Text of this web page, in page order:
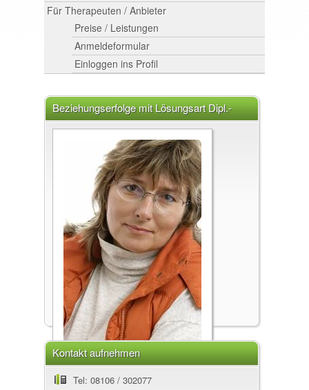
Für Therapeuten / Anbieter
Preise / Leistungen
Anmeldeformular
Einloggen ins Profil
Beziehungserfolge mit Lösungsart Dipl.-
Psych. Kornelia Schöning, 85604 Zorneding
Beziehungserfolge mit Lösungsart
Kontakt aufnehmen
Tel: 08106 / 302077